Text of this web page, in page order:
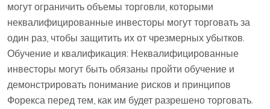
могут ограничить объемы торговли, которыми
неквалифицированные инвесторы могут торговать за
один раз, чтобы защитить их от чрезмерных убытков.
Обучение и квалификация: Неквалифицированные
инвесторы могут быть обязаны пройти обучение и
демонстрировать понимание рисков и принципов
Форекса перед тем, как им будет разрешено торговать.